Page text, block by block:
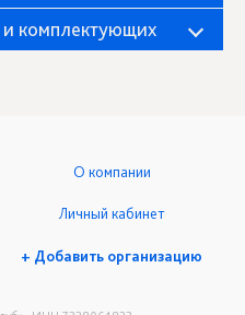
комплектующих
О компании
Личный кабинет
+ Добавить организацию